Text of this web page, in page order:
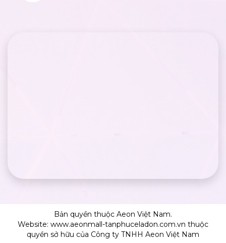
Bản quyền thuộc Aeon Việt Nam.
Website: www.aeonmall-tanphuceladon.com.vn thuộc
quyền sở hữu của Công ty TNHH Aeon Việt Nam